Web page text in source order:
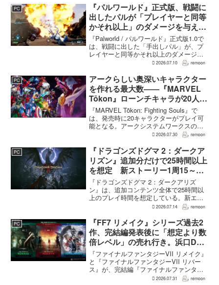
を担う。ファミ通のメールインタビュー
で本作のプロデューサ...
PC
『パルワールド』正式版、戦闘に
出したパルが「プレイヤーと同等
かそれ以上」のダメージを与えら
れるように
『Palworld / パルワールド』正式版1.0で
は、戦闘に出した「手出しパル」が、プ
レイヤーと同等かそれ以上のダメージを
敵に与えられるようになった。ほぼすべ
挙動、クールダウン時間、使いやすさが
見直され...
2026.07.10 remoon
PC
アークらしい奥深いキャラクター
を作れる最大数――『MARVEL
Tōkon』ローンチキャラが20人に
なった理由
『MARVEL Tōkon: Fighting Souls』で
は、発売時に20キャラクターがプレイ可
能となる。アークシステムワークスの山
中丈嗣プロデューサーは、この人数につ
果だと説明。そのうえで、同社らし...
2026.07.30 remoon
PC
『ドラゴンズドグマ 2：ダークア
リズン』追加分だけで25時間以上
を想定 新ストーリー1周15～20
時間、12種ダンジョンは各30分
～1時間
『ドラゴンズドグマ 2：ダークアリズ
ン』は、追加コンテンツ全体で25時間以
上のプレイ時間を想定している。新エリ
ア「ノルガン」で展開されるメインシナ
追加される12種類のユニークダンジョン
「忘れられた試...
2026.07.14 remoon
PC
『FF7 リメイク』シリーズ過去2
作、完結編発表後に「想定より数
倍レベル」の売れ行き。浜口Dが
明かす
『ファイナルファンタジーVII リメイク』
と『ファイナルファンタジーVII リバー
ス』が、完結編『ファイナルファンタジ
ーVII リベレーション』の発表後、「我々
2026.07.31 remoon